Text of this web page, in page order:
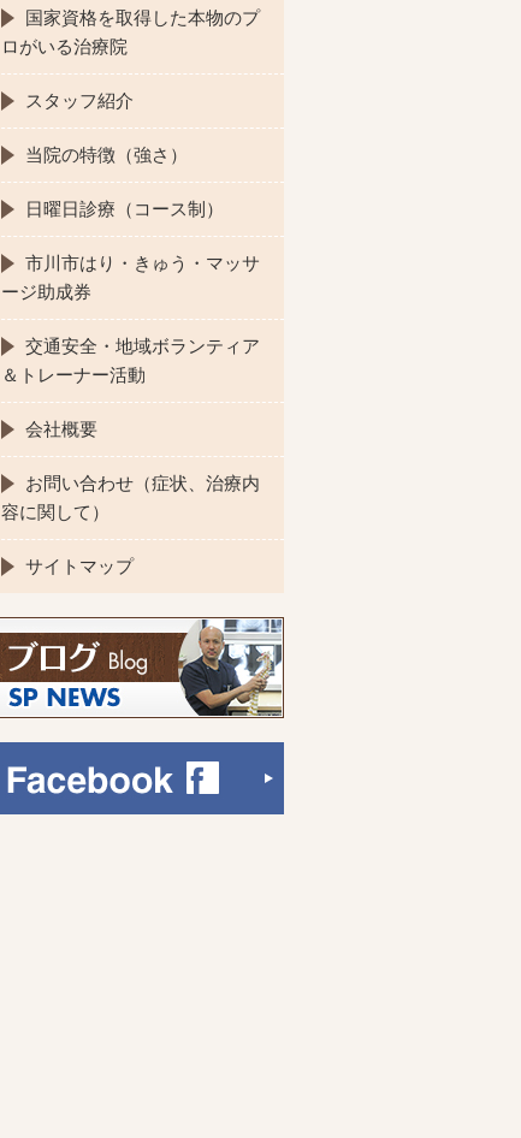
国家資格を取得した本物のプ
ロがいる治療院
スタッフ紹介
当院の特徴（強さ）
日曜日診療（コース制）
市川市はり・きゅう・マッサ
ージ助成券
交通安全・地域ボランティア
＆トレーナー活動
会社概要
お問い合わせ（症状、治療内
容に関して）
サイトマップ